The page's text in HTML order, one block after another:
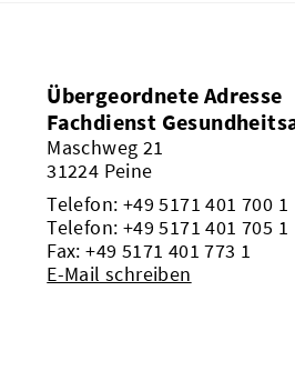
Übergeordnete Adresse
Fachdienst
Maschweg 21
31224 Peine
Telefon: +49 5171 401 700 1
Telefon: +49 5171 401 705 1
Fax: +49 5171 401 773 1
E-Mail schreiben